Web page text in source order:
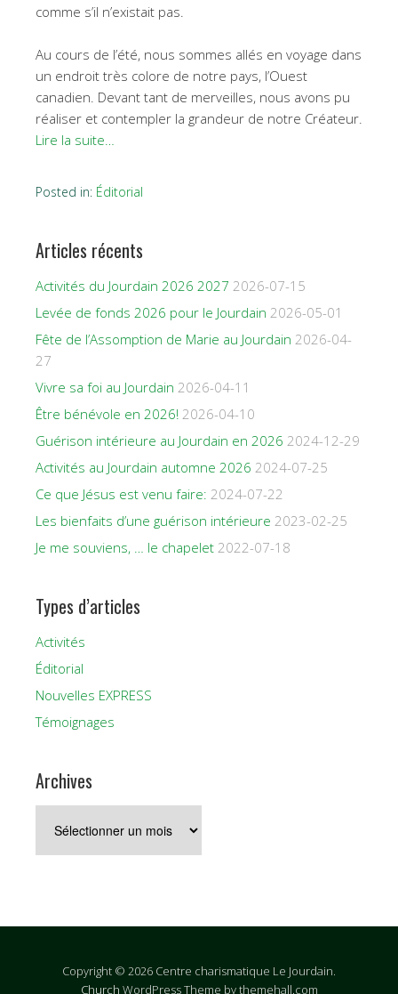
comme s’il n’existait pas.
Au cours de l’été, nous sommes allés en voyage dans
un endroit très colore de notre pays, l’Ouest
canadien. Devant tant de merveilles, nous avons pu
réaliser et contempler la grandeur de notre Créateur.
Lire la suite…
Posted in: Éditorial
Articles récents
Activités du Jourdain 2026 2027 2026-07-15
Levée de fonds 2026 pour le Jourdain 2026-05-01
Fête de l’Assomption de Marie au Jourdain 2026-04-
27
Vivre sa foi au Jourdain 2026-04-11
Être bénévole en 2026! 2026-04-10
Guérison intérieure au Jourdain en 2026 2024-12-29
Activités au Jourdain automne 2026 2024-07-25
Ce que Jésus est venu faire: 2024-07-22
Les bienfaits d’une guérison intérieure 2023-02-25
Je me souviens, … le chapelet 2022-07-18
Types d’articles
Activités
Éditorial
Nouvelles EXPRESS
Témoignages
Archives
Copyright © 2026 Centre charismatique Le Jourdain.
Church WordPress Theme by themehall.com